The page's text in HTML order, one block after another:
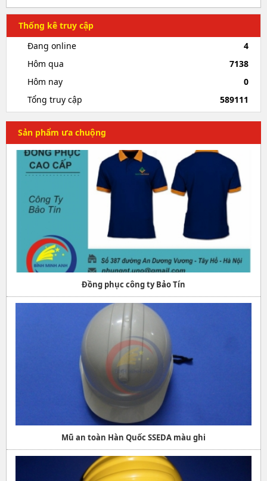
Thống kê truy cập
Đang online
4
Hôm qua
7138
Hôm nay
0
Tổng truy cập
589111
Sản phẩm ưa chuộng
Đồng phục công ty Bảo Tín
Mũ an toàn Hàn Quốc SSEDA màu ghi